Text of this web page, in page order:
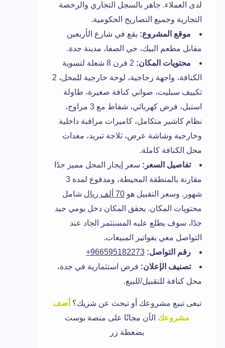
لدى العملاء. جاهز بالسجل التجاري والرخصة
التجارية وجميع التصاريح الحكومية.
موقع المشروع: يقع في شارع الأربعين
مقابل مطعم البيك، حي الصفا، مدينة جدة.
محتويات المكان:
2 فرن 8 شعلة لتسوية
الكنافة، واجهة زجاجية، لوحة خارجية للمحل، 2
تكييف سبليت، صواني كنافة صغيرة، طاولة
استيل، فرض كهربائي، شفاط مع 3 مراوح،
نظام كاشير متكامل، كاميرات مراقبة داخلية
وخارجية وشاشة عرض، ثلاجة تبريد، معدات
محل الكنافة كاملة.
تفاصيل السعر: سعر إيجار المحل مميز جدًا
مقارنة بالمنطقة المحيطة، ومدفوع لمدة 3
شهور. وسعر التقبيل هو 70 ألف ريال
شامل
محتويات المكان. يحقق المكان دخل يومي جيد
جدًا، سوف يطلع عليه المستثمر الجاد عند
التواصل معي بفواتير المبيعات.
رقم التواصل: 966595182273+
تصنيف الإعلان: فرص استثمارية في جدة،
محل كنافة للتقبيل/للبيع.
تبغى تبيع مشروعك أو تبحث عن شريك؟ أضف
مشروعك الآن مجانًا على منصة بوست
بضغطة زر